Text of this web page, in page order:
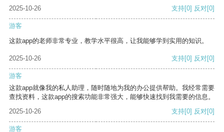
2025-10-26
支持[0] 反对[0]
游客
这款app的老师非常专业，教学水平很高，让我能够学到实用的知识。
2025-10-26 支持[0] 反对[0]
游客
这款app就像我的私人助理，随时随地为我的办公提供帮助。我经常需要
查找资料，这款app的搜索功能非常强大，能够快速找到我需要的信息。
2025-10-26
支持[0] 反对[0]
游客